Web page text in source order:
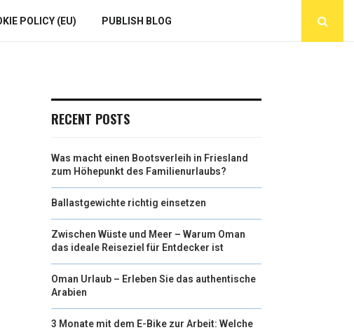
POLICY (EU) PUBLISH BLOG
RECENT POSTS
Was macht einen Bootsverleih in Friesland
zum Höhepunkt des Familienurlaubs?
Ballastgewichte richtig einsetzen
Zwischen Wüste und Meer – Warum Oman
das ideale Reiseziel für Entdecker ist
Oman Urlaub – Erleben Sie das authentische
Arabien
3 Monate mit dem E-Bike zur Arbeit: Welche